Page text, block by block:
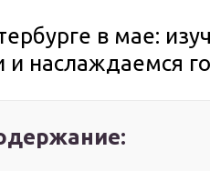
в мае:
и наслаждаемся